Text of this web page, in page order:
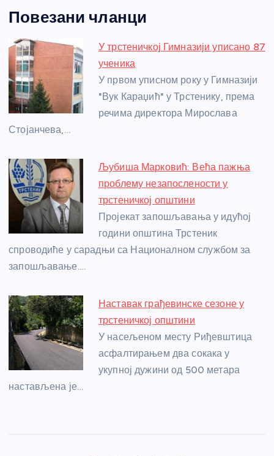
c
e
b
o
o
k
ss
e
n
g
er
itt
er
er at
s
A
p
p
a
e
e
e
Повезани чланци
У трстеничкој Гимназији уписано 87
ученика
У првом уписном року у Гимназији
"Вук Караџић" у Трстенику, према
речима директора Мирослава
Стојанчева,…
Љубиша Марковић: Већа пажња
проблему незапослености у
трстеничкој општини
Пројекат запошљавања у идућој
години општина Трстеник
спроводиће у сарадњи са Националном службом за
запошљавање.…
Наставак грађевинске сезоне у
трстеничкој општини
У насељеном месту Риђевштица
асфалтирањем два сокака у
укупној дужини од 500 метара
настављена је…